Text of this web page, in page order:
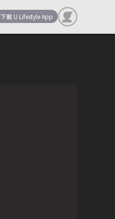
下載 U Lifestyle App